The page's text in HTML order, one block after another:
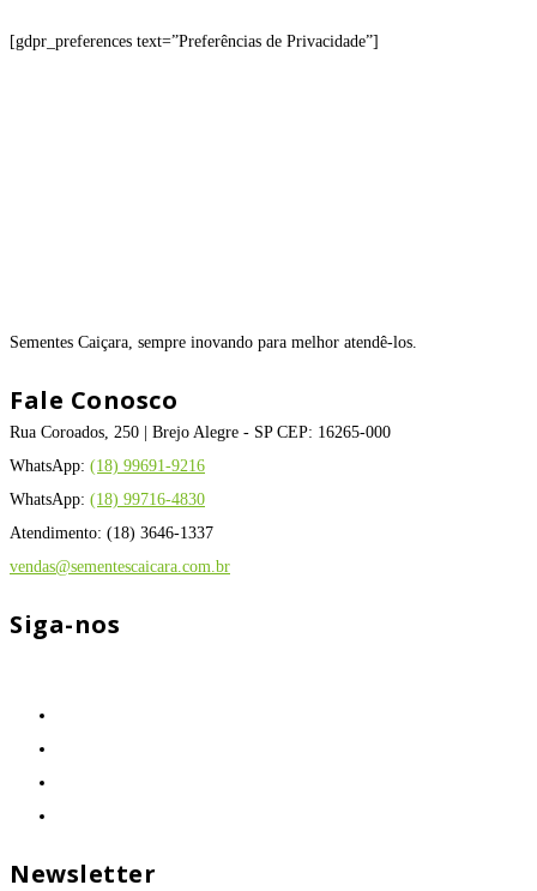
[gdpr_preferences text=”Preferências de Privacidade”]
Sementes Caiçara, sempre inovando para melhor atendê-los.
Fale Conosco
Rua Coroados, 250 | Brejo Alegre - SP CEP: 16265-000
WhatsApp: (18) 99691-9216
WhatsApp: (18) 99716-4830
Atendimento: (18) 3646-1337
vendas@sementescaicara.com.br
Siga-nos
Newsletter